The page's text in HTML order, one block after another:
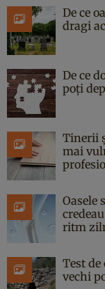
De ce
dragi
De ce
poți
Tinerii
mai
Oasele
ritm
Test de
vechi